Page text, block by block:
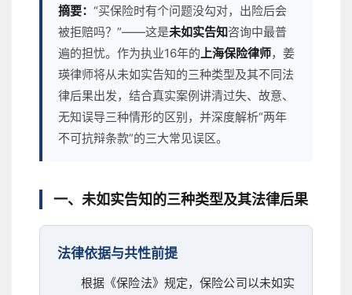
摘要： “买保险时有个问题没勾对，出险后会
被拒赔吗？”——这是未如实告知咨询中最普
遍的担忧。作为执业16年的上海保险律师，姜
瑛律师将从未如实告知的三种类型及其不同法
律后果出发，结合真实案例讲清过失、故意、
无知误导三种情形的区别，并深度解析“两年
不可抗辩条款”的三大常见误区。
一、未如实告知的三种类型及其法律后果
法律依据与共性前提
根据《保险法》规定，保险公司以未如实